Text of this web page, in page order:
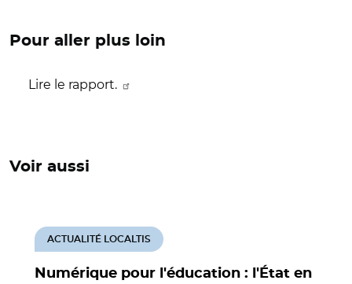
Pour aller plus loin
Lire le rapport.
Voir aussi
Numérique pour l'éducation : l'État en
ACTUALITÉ LOCALTIS